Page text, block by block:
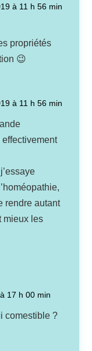
à 11 h 56 min
propriétés
😉
à 11 h 56 min
rendre autant
mieux les
17 h 00 min
comestible ?